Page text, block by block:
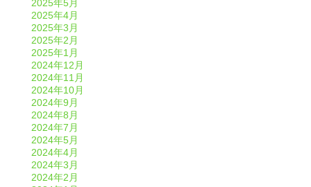
2025年5月
2025年4月
2025年3月
2025年2月
2025年1月
2024年12月
2024年11月
2024年10月
2024年9月
2024年8月
2024年7月
2024年5月
2024年4月
2024年3月
2024年2月